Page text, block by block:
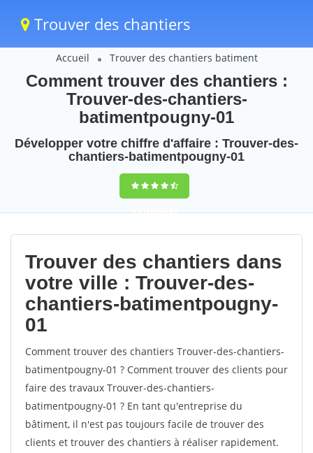
Trouver des chantiers
Accueil Trouver des chantiers batiment
Comment trouver des chantiers :
Trouver-des-chantiers-
batimentpougny-01
Développer votre chiffre d'affaire : Trouver-des-
chantiers-batimentpougny-01
9,5(100%)69
votes
Trouver des chantiers dans
votre ville : Trouver-des-
chantiers-batimentpougny-
01
Comment trouver des chantiers Trouver-des-chantiers-
batimentpougny-01 ? Comment trouver des clients pour
faire des travaux Trouver-des-chantiers-
batimentpougny-01 ? En tant qu'entreprise du
bâtiment, il n'est pas toujours facile de trouver des
clients et trouver des chantiers à réaliser rapidement.